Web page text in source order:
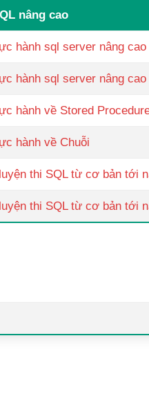
nâng cao
hành sql server nâng
hành sql server nâng
hành về Stored
hành về Chuỗi
thi SQL từ cơ bản tới
thi SQL từ cơ bản tới